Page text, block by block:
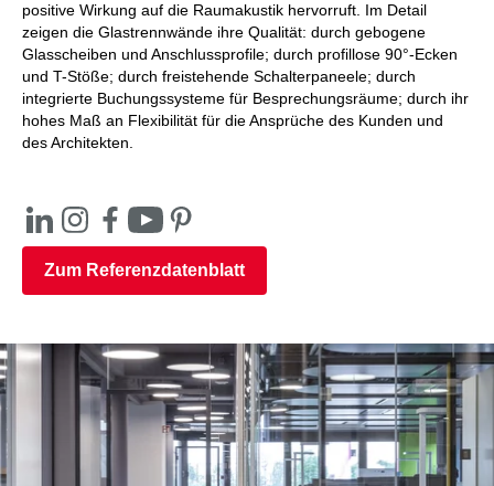
positive Wirkung auf die Raumakustik hervorruft. Im Detail
zeigen die Glastrennwände ihre Qualität: durch gebogene
Glasscheiben und Anschlussprofile; durch profillose 90°-Ecken
und T-Stöße; durch freistehende Schalterpaneele; durch
integrierte Buchungssysteme für Besprechungsräume; durch ihr
hohes Maß an Flexibilität für die Ansprüche des Kunden und
des Architekten.
Zum Referenzdatenblatt